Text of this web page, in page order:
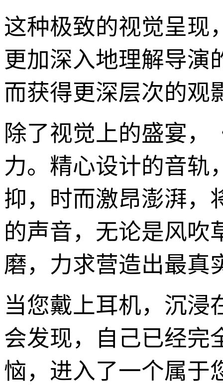
这种极致的视觉呈现
更加深入地理解导演
而获得更深层次的观
除了视觉上的盛宴，
力。精心设计的音轨
抑，时而激昂澎湃，
的声音，无论是风吹
磨，力求营造出最真
当您戴上耳机，沉浸
会发现，自己已经完
恼，进入了一个属于